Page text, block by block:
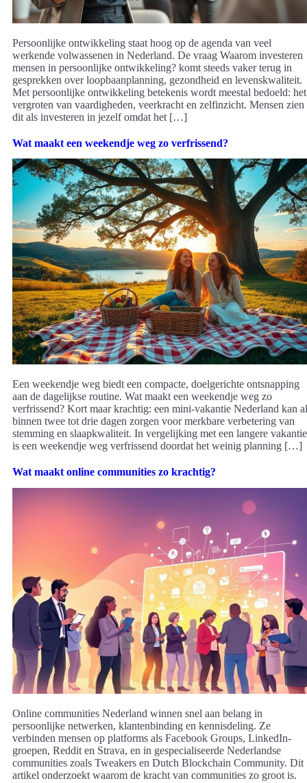
Persoonlijke ontwikkeling staat hoog op de agenda van veel
werkende volwassenen in Nederland. De vraag Waarom investeren
mensen in persoonlijke ontwikkeling? komt steeds vaker terug in
gesprekken over loopbaanplanning, gezondheid en levenskwaliteit.
Met persoonlijke ontwikkeling betekenis wordt meestal bedoeld: het
vergroten van vaardigheden, veerkracht en zelfinzicht. Mensen zien
dit als investeren in jezelf omdat het […]
Wat maakt een weekendje weg zo verfrissend?
Een weekendje weg biedt een compacte, doelgerichte ontsnapping
aan de dagelijkse routine. Wat maakt een weekendje weg zo
verfrissend? Kort maar krachtig: een mini-vakantie Nederland kan al
binnen twee tot drie dagen zorgen voor merkbare verbetering van
stemming en slaapkwaliteit. In vergelijking met een langere vakantie
is een weekendje weg verfrissend doordat het weinig planning […]
Wat maakt online communities zo krachtig?
Online communities Nederland winnen snel aan belang in
persoonlijke netwerken, klantenbinding en kennisdeling. Ze
verbinden mensen op platforms als Facebook Groups, LinkedIn-
groepen, Reddit en Strava, en in gespecialiseerde Nederlandse
communities zoals Tweakers en Dutch Blockchain Community. Dit
artikel onderzoekt waarom de kracht van communities zo groot is.